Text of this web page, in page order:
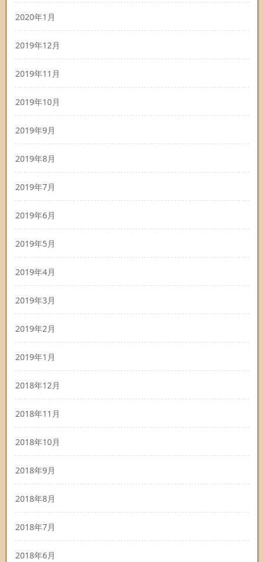
2020年1月
2019年12月
2019年11月
2019年10月
2019年9月
2019年8月
2019年7月
2019年6月
2019年5月
2019年4月
2019年3月
2019年2月
2019年1月
2018年12月
2018年11月
2018年10月
2018年9月
2018年8月
2018年7月
2018年6月